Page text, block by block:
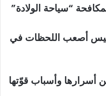
“سياحة الولادة”
أصعب اللحظات في
أسرارها وأسباب قوّتها